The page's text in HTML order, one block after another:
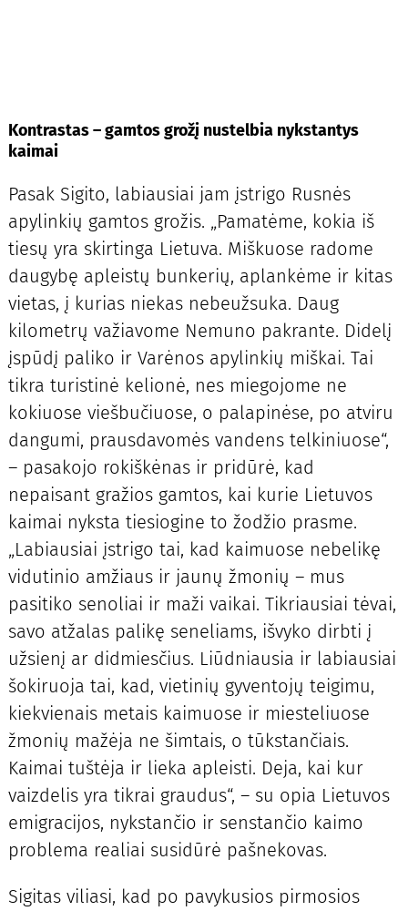
Kontrastas – gamtos grožį nustelbia nykstantys
kaimai
Pasak Sigito, labiausiai jam įstrigo Rusnės
apylinkių gamtos grožis. „Pamatėme, kokia iš
tiesų yra skirtinga Lietuva. Miškuose radome
daugybę apleistų bunkerių, aplankėme ir kitas
vietas, į kurias niekas nebeužsuka. Daug
kilometrų važiavome Nemuno pakrante. Didelį
įspūdį paliko ir Varėnos apylinkių miškai. Tai
tikra turistinė kelionė, nes miegojome ne
kokiuose viešbučiuose, o palapinėse, po atviru
dangumi, prausdavomės vandens telkiniuose“,
– pasakojo rokiškėnas ir pridūrė, kad
nepaisant gražios gamtos, kai kurie Lietuvos
kaimai nyksta tiesiogine to žodžio prasme.
„Labiausiai įstrigo tai, kad kaimuose nebelikę
vidutinio amžiaus ir jaunų žmonių – mus
pasitiko senoliai ir maži vaikai. Tikriausiai tėvai,
savo atžalas palikę seneliams, išvyko dirbti į
užsienį ar didmiesčius. Liūdniausia ir labiausiai
šokiruoja tai, kad, vietinių gyventojų teigimu,
kiekvienais metais kaimuose ir miesteliuose
žmonių mažėja ne šimtais, o tūkstančiais.
Kaimai tuštėja ir lieka apleisti. Deja, kai kur
vaizdelis yra tikrai graudus“, – su opia Lietuvos
emigracijos, nykstančio ir senstančio kaimo
problema realiai susidūrė pašnekovas.
Sigitas viliasi, kad po pavykusios pirmosios